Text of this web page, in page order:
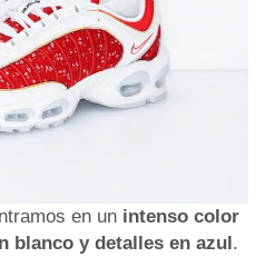
en un intenso color
blanco y detalles en azul.